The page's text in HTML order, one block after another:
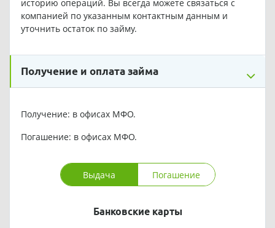
историю операций. Вы всегда можете связаться с
компанией по указанным контактным данным и
уточнить остаток по займу.
Получение и оплата займа
Получение: в офисах МФО.
Погашение: в офисах МФО.
Выдача Погашение
Банковские карты